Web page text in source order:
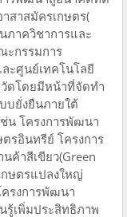
สาสมัครเกษตร(
ภาควิชาการและ
กรรมการ
ะศูนย์เทคโนโลยี
ดโดยมีหน้าที่จัดทำ
บยั่งยืนภายใต้
น โครงการพัฒนา
รอินทรีย์ โครงการ
ค้าสีเขียว(Green
ษตรแปลงใหญ่
ครงการพัฒนา
รู้เพิ่มประสิทธิภาพ